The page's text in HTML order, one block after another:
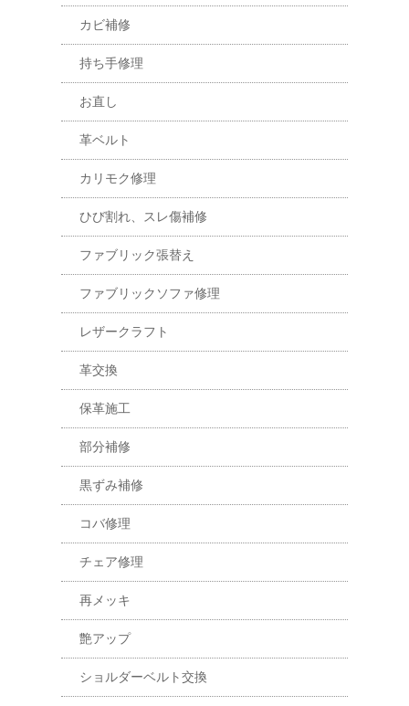
カビ補修
持ち手修理
お直し
革ベルト
カリモク修理
ひび割れ、スレ傷補修
ファブリック張替え
ファブリックソファ修理
レザークラフト
革交換
保革施工
部分補修
黒ずみ補修
コバ修理
チェア修理
再メッキ
艶アップ
ショルダーベルト交換